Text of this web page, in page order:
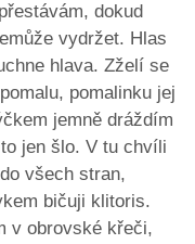
dokud
vydržet. Hlas
hlava. Zželí se
pomalinku jej
jemně dráždím
jen šlo. V tu chvíli
všech stran,
bičuji klitoris.
v obrovské křeči,